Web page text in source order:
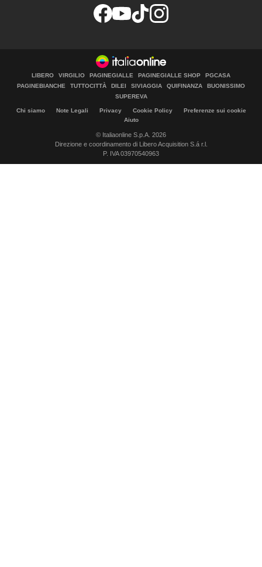
LIBERO VIRGILIO PAGINEGIALLE PAGINEGIALLE SHOP
PGCASA
PAGINEBIANCHE
TUTTOCITTÀ DILEI SIVIAGGIA QUIFINANZA
BUONISSIMO
SUPEREVA
Chi siamo Note Legali Privacy Cookie Policy
Preferenze sui cookie
Aiuto
© Italiaonline S.p.A. 2026
Direzione e coordinamento di Libero Acquisition S.á r.l.
P. IVA 03970540963